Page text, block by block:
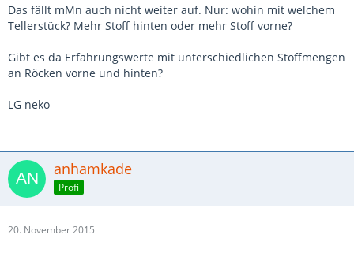
Das fällt mMn auch nicht weiter auf. Nur: wohin mit welchem
Tellerstück? Mehr Stoff hinten oder mehr Stoff vorne?
Gibt es da Erfahrungswerte mit unterschiedlichen Stoffmengen
an Röcken vorne und hinten?
LG neko
anhamkade
Profi
20. November 2015